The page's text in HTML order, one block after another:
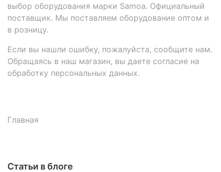
выбор оборудования марки Samoa. Официальный
поставщик. Мы поставляем оборудование оптом и
в розницу.
Если вы нашли ошибку, пожалуйста, сообщите нам.
Обращаясь в наш магазин, вы даете согласие на
обработку персональных данных.
Главная
Статьи в блоге